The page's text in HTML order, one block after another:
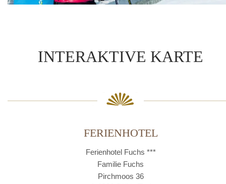
INTERAKTIVE KARTE
FERIENHOTEL
Ferienhotel Fuchs ***
Familie Fuchs
Pirchmoos 36